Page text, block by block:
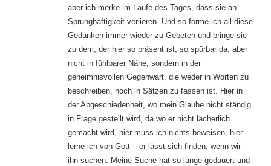
aber ich merke im Laufe des Tages, dass sie an
Sprunghaftigkeit verlieren. Und so forme ich all diese
Gedanken immer wieder zu Gebeten und bringe sie
zu dem, der hier so präsent ist, so spürbar da, aber
nicht in fühlbarer Nähe, sondern in der
geheimnisvollen Gegenwart, die weder in Worten zu
beschreiben, noch in Sätzen zu fassen ist. Hier in
der Abgeschiedenheit, wo mein Glaube nicht ständig
in Frage gestellt wird, da wo er nicht lächerlich
gemacht wird, hier muss ich nichts beweisen, hier
lerne ich von Gott – er lässt sich finden, wenn wir
ihn suchen. Meine Suche hat so lange gedauert und